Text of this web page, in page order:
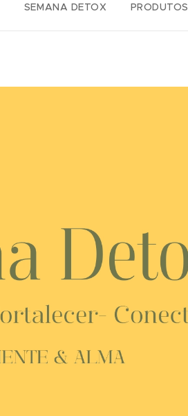
SEMANA DETOX PRODUTOS